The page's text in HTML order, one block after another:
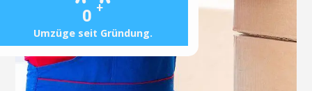
0 +
Umzüge seit Gründung.